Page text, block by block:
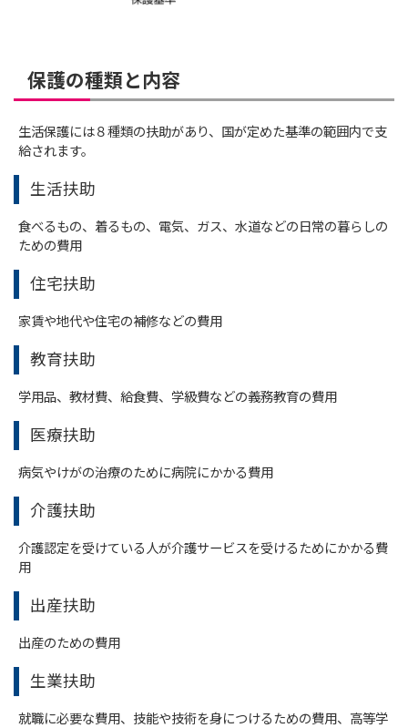
保護の種類と内容
生活保護には８種類の扶助があり、国が定めた基準の範囲内で支
給されます。
生活扶助
食べるもの、着るもの、電気、ガス、水道などの日常の暮らしの
ための費用
住宅扶助
家賃や地代や住宅の補修などの費用
教育扶助
学用品、教材費、給食費、学級費などの義務教育の費用
医療扶助
病気やけがの治療のために病院にかかる費用
介護扶助
介護認定を受けている人が介護サービスを受けるためにかかる費
用
出産扶助
出産のための費用
生業扶助
就職に必要な費用、技能や技術を身につけるための費用、高等学